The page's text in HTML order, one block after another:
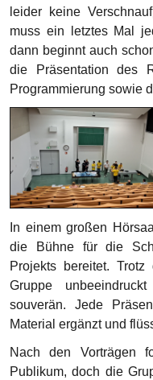
leider keine
muss ein letztes Mal
dann beginnt auch
die Präsentation des
Programmierung sowie
In einem großen
die Bühne für die
Projekts bereitet.
Gruppe
souverän. Jede
Material ergänzt und
Nach den Vorträgen
Publikum, doch die